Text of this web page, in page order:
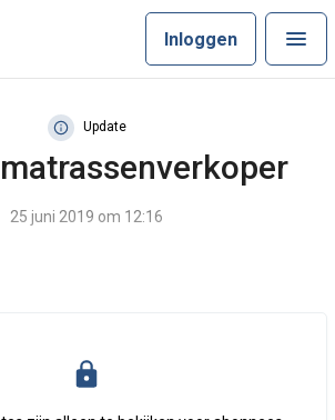
Inloggen
Update
25 juni 2019 om 12:16